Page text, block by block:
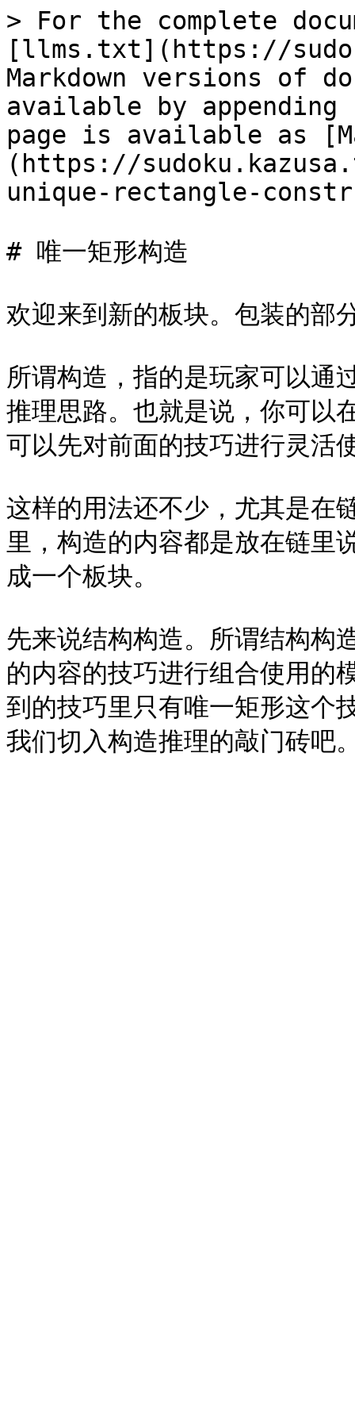
> For the complete
[llms.txt](https://
Markdown versions of
available by
page is available as
(https://
unique-rectangle-
# 唯一矩形构造
欢迎来到新的板块。包装的部
所谓构造，指的是玩家可以通
推理思路。也就是说，你可以
可以先对前面的技巧进行灵活
这样的用法还不少，尤其是在
里，构造的内容都是放在链里
成一个板块。
先来说结构构造。所谓结构构
的内容的技巧进行组合使用的
到的技巧里只有唯一矩形这个